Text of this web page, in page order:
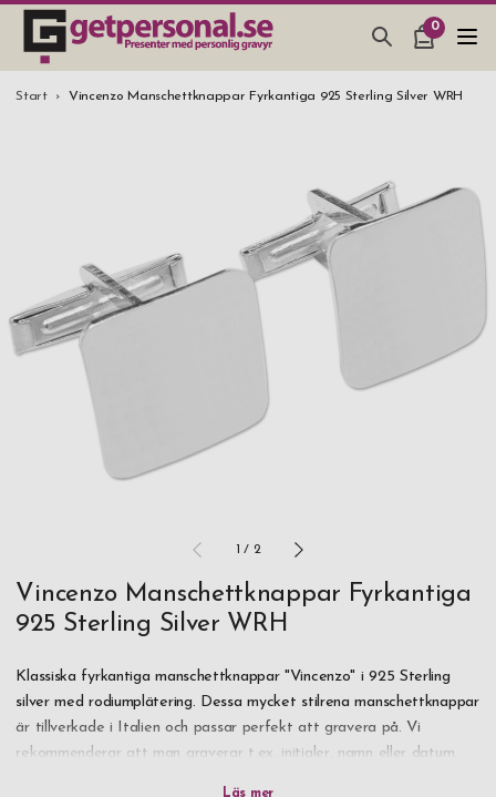
0
PRESENTER & PRYLAR
BRÖLLOPSPRESENT 2026
STUDENTPRESENT 2026
Start Vincenzo Manschettknappar Fyrkantiga 925 Sterling Silver WRH
1 / 2
Vincenzo Manschettknappar Fyrkantiga
925 Sterling Silver WRH
Klassiska fyrkantiga manschettknappar "Vincenzo" i 925 Sterling
silver med rodiumplätering. Dessa mycket stilrena manschettknappar
är tillverkade i Italien och passar perfekt att gravera på. Vi
rekommenderar att man graverar t.ex. initialer, namn eller datum.